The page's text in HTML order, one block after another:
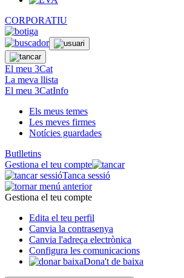
CORPORATIU
El meu 3Cat
La meva llista
El meu 3CatInfo
Els meus temes
Les meves firmes
Notícies guardades
Butlletins
Gestiona el teu compte
Tanca sessió
Gestiona el teu compte
Edita el teu perfil
Canvia la contrasenya
Canvia l'adreça electrònica
Configura les comunicacions
Dona't de baixa